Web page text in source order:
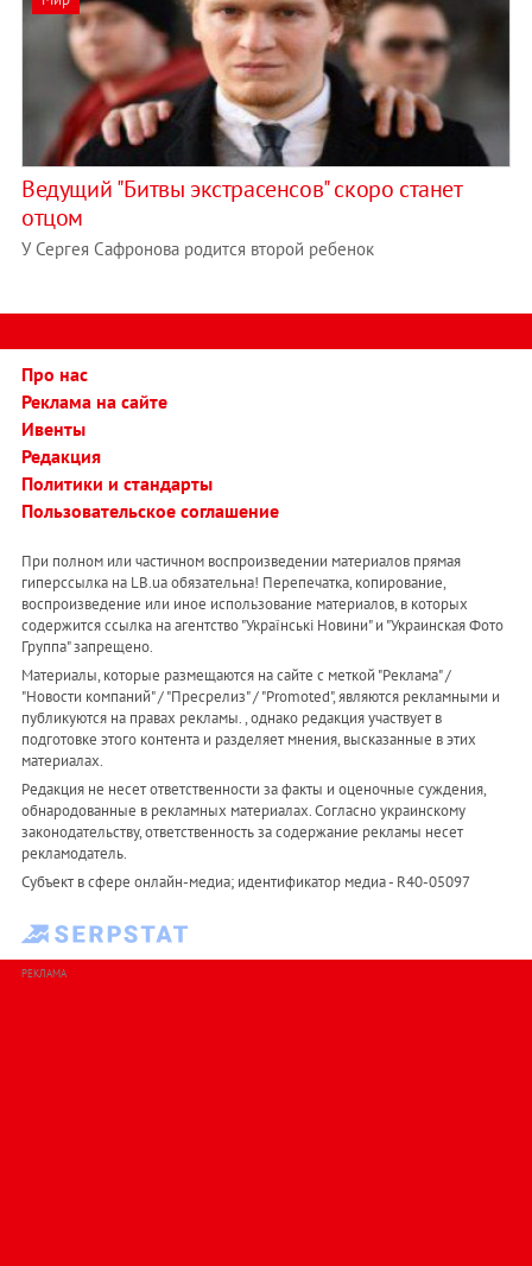
Ведущий "Битвы экстрасенсов" скоро станет
отцом
У Сергея Сафронова родится второй ребенок
Про нас
Реклама на сайте
Ивенты
Редакция
Политики и стандарты
Пользовательское соглашение
При полном или частичном воспроизведении материалов прямая
гиперссылка на LB.ua обязательна! Перепечатка, копирование,
воспроизведение или иное использование материалов, в которых
содержится ссылка на агентство "Українськi Новини" и "Украинская Фото
Группа" запрещено.
Материалы, которые размещаются на сайте с меткой "Реклама" /
"Новости компаний" / "Пресрелиз" / "Promoted", являются рекламными и
публикуются на правах рекламы. , однако редакция участвует в
подготовке этого контента и разделяет мнения, высказанные в этих
материалах.
Редакция не несет ответственности за факты и оценочные суждения,
обнародованные в рекламных материалах. Согласно украинскому
законодательству, ответственность за содержание рекламы несет
рекламодатель.
Субъект в сфере онлайн-медиа; идентификатор медиа - R40-05097
РЕКЛАМА